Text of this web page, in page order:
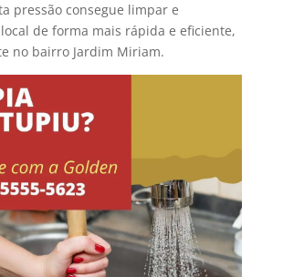
pressão consegue limpar e
de forma mais rápida e eficiente,
no bairro Jardim Miriam.